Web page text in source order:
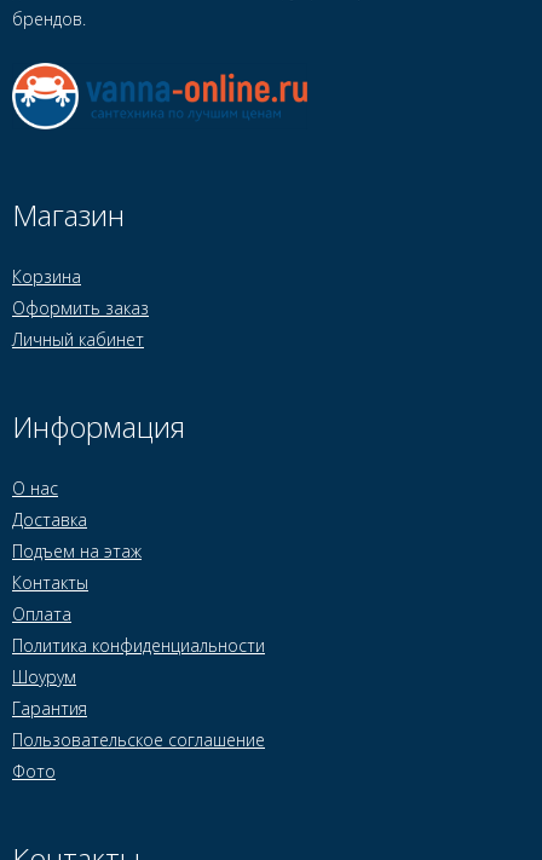
брендов.
Магазин
Корзина
Оформить заказ
Личный кабинет
Информация
О нас
Доставка
Подъем на этаж
Контакты
Оплата
Политика конфиденциальности
Шоурум
Гарантия
Пользовательское соглашение
Фото